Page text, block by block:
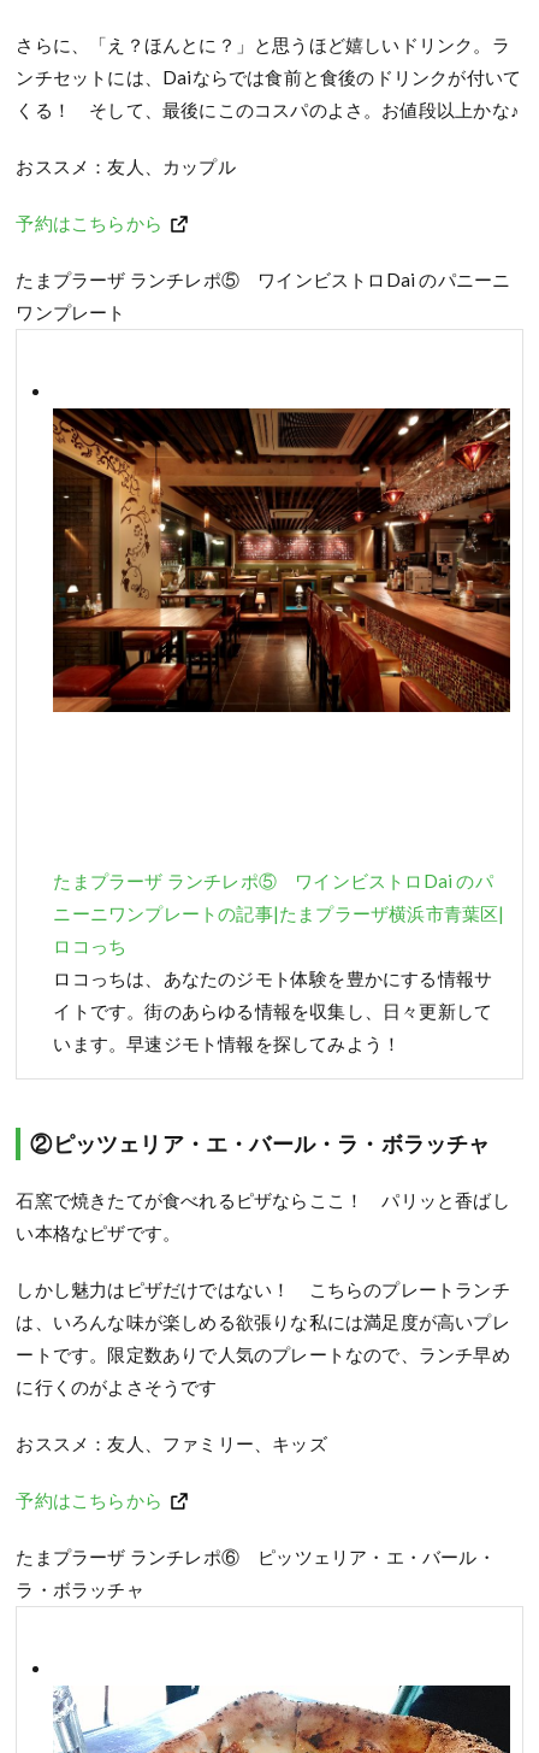
さらに、「え？ほんとに？」と思うほど嬉しいドリンク。ラ
ンチセットには、Daiならでは食前と食後のドリンクが付いて
くる！ そして、最後にこのコスパのよさ。お値段以上かな♪
おススメ：友人、カップル
予約はこちらから
たまプラーザ ランチレポ⑤ ワインビストロDai のパニーニ
ワンプレート
たまプラーザ ランチレポ⑤ ワインビストロDai のパ
ニーニワンプレートの記事|たまプラーザ横浜市青葉区|
ロコっち
ロコっちは、あなたのジモト体験を豊かにする情報サ
イトです。街のあらゆる情報を収集し、日々更新して
います。早速ジモト情報を探してみよう！
②ピッツェリア・エ・バール・ラ・ボラッチャ
石窯で焼きたてが食べれるピザならここ！ パリッと香ばし
い本格なピザです。
しかし魅力はピザだけではない！ こちらのプレートランチ
は、いろんな味が楽しめる欲張りな私には満足度が高いプレ
ートです。限定数ありで人気のプレートなので、ランチ早め
に行くのがよさそうです
おススメ：友人、ファミリー、キッズ
予約はこちらから
たまプラーザ ランチレポ⑥ ピッツェリア・エ・バール・
ラ・ボラッチャ